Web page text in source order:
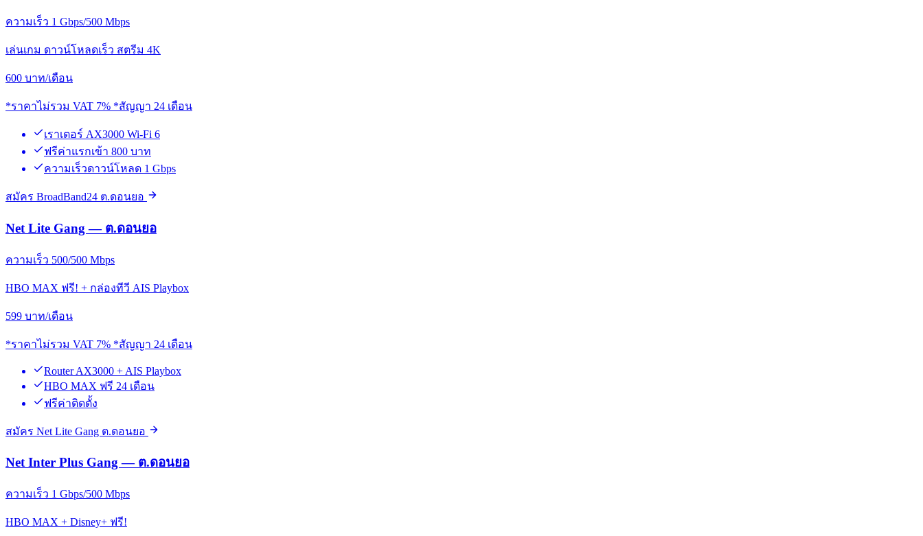
ความเร็ว 1 Gbps/500 Mbps
เล่นเกม ดาวน์โหลดเร็ว สตรีม 4K
600 บาท/เดือน
*ราคาไม่รวม VAT 7% *สัญญา 24 เดือน
เราเตอร์ AX3000 Wi-Fi 6
ฟรีค่าแรกเข้า 800 บาท
ความเร็วดาวน์โหลด 1 Gbps
สมัคร BroadBand24 ต.ดอนยอ
Net Lite Gang — ต.ดอนยอ
ความเร็ว 500/500 Mbps
HBO MAX ฟรี! + กล่องทีวี AIS Playbox
599 บาท/เดือน
*ราคาไม่รวม VAT 7% *สัญญา 24 เดือน
Router AX3000 + AIS Playbox
HBO MAX ฟรี 24 เดือน
ฟรีค่าติดตั้ง
สมัคร Net Lite Gang ต.ดอนยอ
Net Inter Plus Gang — ต.ดอนยอ
ความเร็ว 1 Gbps/500 Mbps
HBO MAX + Disney+ ฟรี!